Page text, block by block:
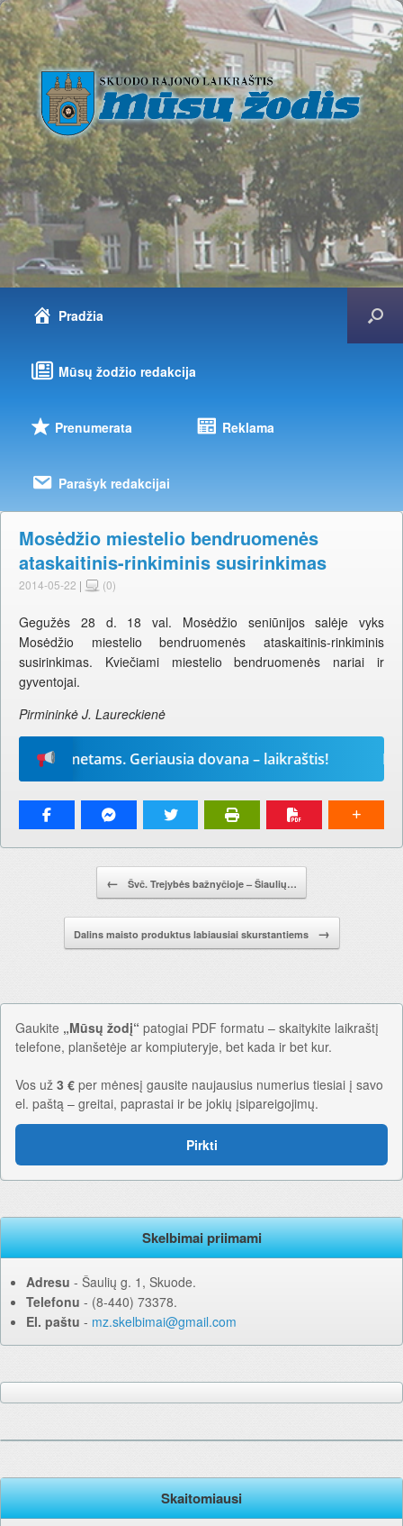
Pradžia
Mūsų žodžio redakcija
Prenumerata Reklama
Parašyk redakcijai
Mosėdžio miestelio bendruomenės
ataskaitinis-rinkiminis susirinkimas
2014-05-22 | (0)
Gegužės 28 d. 18 val. Mosėdžio seniūnijos salėje vyks
Mosėdžio miestelio bendruomenės ataskaitinis-rinkiminis
susirinkimas. Kviečiami miestelio bendruomenės nariai ir
gyventojai.
Pirmininkė J. Laureckienė
iems metams. Geriausia dovana – laikraštis!
← Švč. Trejybės bažnyčioje – Šiaulių…
Dalins maisto produktus labiausiai skurstantiems →
Gaukite „Mūsų žodį“ patogiai PDF formatu – skaitykite laikraštį
telefone, planšetėje ar kompiuteryje, bet kada ir bet kur.
Vos už 3 € per mėnesį gausite naujausius numerius tiesiai į savo
el. paštą – greitai, paprastai ir be jokių įsipareigojimų.
Pirkti
Skelbimai priimami
Adresu ‐ Šaulių g. 1, Skuode.
Telefonu ‐ (8-440) 73378.
El. paštu ‐ mz.skelbimai@gmail.com
Skaitomiausi